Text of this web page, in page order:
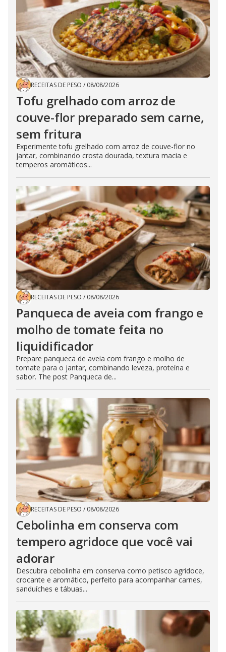
RECEITAS DE PESO / 08/08/2026
Tofu grelhado com arroz de
couve-flor preparado sem carne,
sem fritura
Experimente tofu grelhado com arroz de couve-flor no
jantar, combinando crosta dourada, textura macia e
temperos aromáticos...
RECEITAS DE PESO / 08/08/2026
Panqueca de aveia com frango e
molho de tomate feita no
liquidificador
Prepare panqueca de aveia com frango e molho de
tomate para o jantar, combinando leveza, proteína e
sabor. The post Panqueca de...
RECEITAS DE PESO / 08/08/2026
Cebolinha em conserva com
tempero agridoce que você vai
adorar
Descubra cebolinha em conserva como petisco agridoce,
crocante e aromático, perfeito para acompanhar carnes,
sanduíches e tábuas...